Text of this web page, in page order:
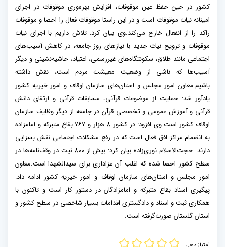
کشور در حین حفظ عین موقوفات، افزایش بهره‌وری موقوفات در اجرای
امینانه نیات موقوفات است و در این راستا موقوفات فعال را احصا و موقوفات
راکد را از انفعال خارج می‌کند.وی بیان کرد: تلاش داریم با اجرای نیات
موقوفات و ترویج نیات جدید با نیاز‌های روز جامعه، در کاهش آسیب‌های
اجتماعی مانند طلاق، سکونتگاه‌های غیررسمی، اعتیاد، حاشیه‌نشینی و دیگر
آسیب‌ها که ناشی از وضعیت معیشت مردم است، نقش داشته
باشیم.معاون امور مجلس و استان‌های سازمان اوقاف و امور خیریه کشور
یادآور شد: حمایت از موضوعات قرآنی، مسابقات قرآنی و ارتقای دانش
قرآنی و آموزش عمومی و تخصصی قرآن در جامعه از دیگر وظایف سازمان
اوقاف کشور است.وی افزود: در کشور ۸ هزار و ۷۶۷ بقاع متبرکه و امامزاده
به انضمام مراکز افق فعال است که در رفع مشکلات اجتماعی نقش بسزایی
دارند. حجت‌الاسلام نوری‌زاده بیان کرد: بیش از ۸۰۰ نیت در وقف‌نامه‌ها در
سطح کشور احصا شده که اغلب آن عزاداری برای سیدالشهدا است.معاون
امور مجلس و استان‌های سازمان اوقاف و امور خیریه کشور ادامه داد:
پیگیری اسناد بقاع متبرکه و امامزادگان در دستور کار است و تاکنون با
همکاری ثبت و اسناد و دادگستری اقدامات بسیار شاخصی در سطح کشور و
استان گلستان صورت‌گرفته است.